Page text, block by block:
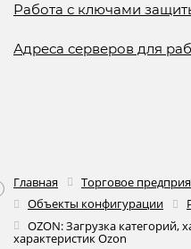
Работа с ключами
Адреса серверов для
Главная Торговое
Объекты конфигурации
OZON: Загрузка категорий,
характеристик Ozon